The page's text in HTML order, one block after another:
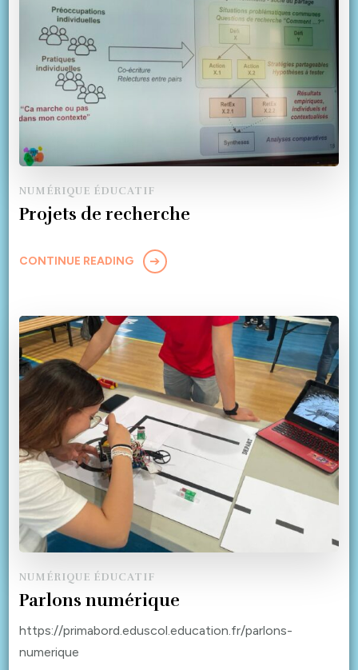
NUMÉRIQUE ÉDUCATIF
Projets de recherche
CONTINUE READING
NUMÉRIQUE ÉDUCATIF
Parlons numérique
https://primabord.eduscol.education.fr/parlons-
numerique